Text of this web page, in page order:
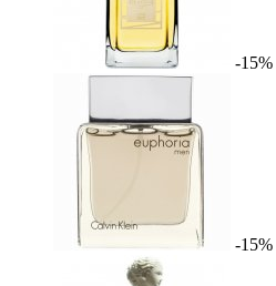
-15%
-15%